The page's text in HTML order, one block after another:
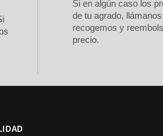
Si en algún caso los
de tu agrado,
recogemos y
precio.